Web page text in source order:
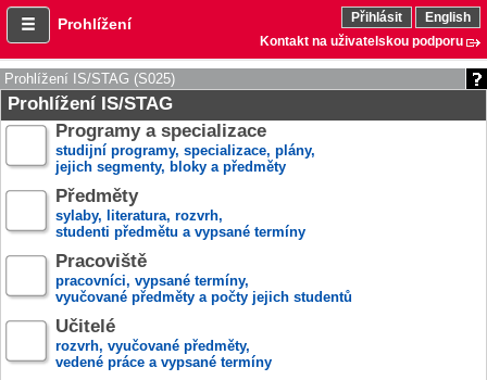
Prohlížení Přihlásit
English
Kontakt na uživatelskou podporu
Prohlížení IS/STAG (S025)
Prohlížení IS/STAG
Programy a specializace
studijní programy, specializace, plány,
jejich segmenty, bloky a předměty
Předměty
sylaby, literatura, rozvrh,
studenti předmětu a vypsané termíny
Pracoviště
pracovníci, vypsané termíny,
vyučované předměty a počty jejich studentů
Učitelé
rozvrh, vyučované předměty,
vedené práce a vypsané termíny